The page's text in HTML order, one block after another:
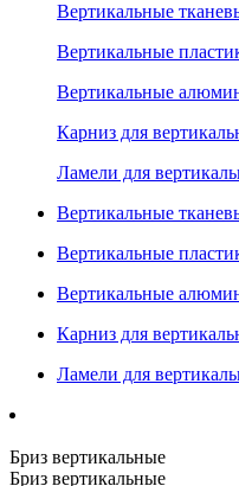
Вертикальные
Вертикальные
Вертикальные
Карниз для
Ламели для
Вертикальные
Вертикальные
Вертикальные
Карниз для
Ламели для
Бриз вертикальные
Бриз вертикальные